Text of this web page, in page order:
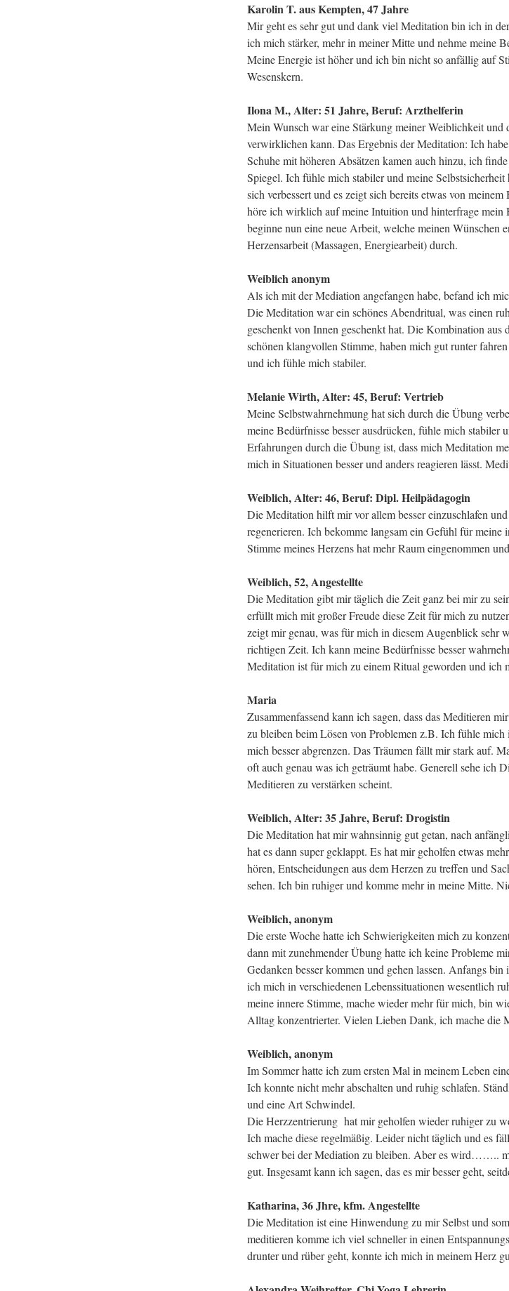
Karolin T. aus Kempten, 47 Jahre
Mir geht es sehr gut und dank viel Meditation bin ich in
ich mich stärker, mehr in meiner Mitte und nehme meine
Meine Energie ist höher und ich bin nicht so anfällig auf
Wesenskern.
Ilona M., Alter: 51 Jahre, Beruf: Arzthelferin
Mein Wunsch war eine Stärkung meiner Weiblichkeit und
verwirklichen kann. Das Ergebnis der Meditation: Ich
Schuhe mit höheren Absätzen kamen auch hinzu, ich
Spiegel. Ich fühle mich stabiler und meine
sich verbessert und es zeigt sich bereits etwas von
höre ich wirklich auf meine Intuition und hinterfrage mein
beginne nun eine neue Arbeit, welche meinen Wünschen
Herzensarbeit (Massagen, Energiearbeit) durch.
Weiblich anonym
Als ich mit der Mediation angefangen habe, befand ich
Die Meditation war ein schönes Abendritual, was einen
geschenkt von Innen geschenkt hat. Die Kombination aus
schönen klangvollen Stimme, haben mich gut runter
und ich fühle mich stabiler.
Melanie Wirth, Alter: 45, Beruf: Vertrieb
Meine Selbstwahrnehmung hat sich durch die Übung
meine Bedürfnisse besser ausdrücken, fühle mich
Erfahrungen durch die Übung ist, dass mich Meditation
mich in Situationen besser und anders reagieren lässt.
Weiblich, Alter: 46, Beruf: Dipl. Heilpädagogin
Die Meditation hilft mir vor allem besser einzuschlafen
regenerieren. Ich bekomme langsam ein Gefühl für
Stimme meines Herzens hat mehr Raum eingenommen
Weiblich, 52, Angestellte
Die Meditation gibt mir täglich die Zeit ganz bei mir zu
erfüllt mich mit großer Freude diese Zeit für mich zu
zeigt mir genau, was für mich in diesem Augenblick sehr
richtigen Zeit. Ich kann meine Bedürfnisse besser
Meditation ist für mich zu einem Ritual geworden und ich
Maria
Zusammenfassend kann ich sagen, dass das Meditieren
zu bleiben beim Lösen von Problemen z.B. Ich fühle mich
mich besser abgrenzen. Das Träumen fällt mir stark auf.
oft auch genau was ich geträumt habe. Generell sehe ich
Meditieren zu verstärken scheint.
Weiblich, Alter: 35 Jahre, Beruf: Drogistin
Die Meditation hat mir wahnsinnig gut getan, nach
hat es dann super geklappt. Es hat mir geholfen etwas
hören, Entscheidungen aus dem Herzen zu treffen und
sehen. Ich bin ruhiger und komme mehr in meine Mitte.
Weiblich, anonym
Die erste Woche hatte ich Schwierigkeiten mich zu
dann mit zunehmender Übung hatte ich keine Probleme
Gedanken besser kommen und gehen lassen. Anfangs
ich mich in verschiedenen Lebenssituationen wesentlich
meine innere Stimme, mache wieder mehr für mich, bin
Alltag konzentrierter. Vielen Lieben Dank, ich mache die
Weiblich, anonym
Im Sommer hatte ich zum ersten Mal in meinem Leben
Ich konnte nicht mehr abschalten und ruhig schlafen.
und eine Art Schwindel.
Die Herzzentrierung hat mir geholfen wieder ruhiger zu
Ich mache diese regelmäßig. Leider nicht täglich und es
schwer bei der Mediation zu bleiben. Aber es wird……..
gut. Insgesamt kann ich sagen, das es mir besser geht,
Katharina, 36 Jhre, kfm. Angestellte
Die Meditation ist eine Hinwendung zu mir Selbst und
meditieren komme ich viel schneller in einen
drunter und rüber geht, konnte ich mich in meinem Herz